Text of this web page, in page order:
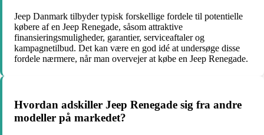
Jeep Danmark tilbyder typisk forskellige fordele til potentielle
købere af en Jeep Renegade, såsom attraktive
finansieringsmuligheder, garantier, serviceaftaler og
kampagnetilbud. Det kan være en god idé at undersøge disse
fordele nærmere, når man overvejer at købe en Jeep Renegade.
Hvordan adskiller Jeep Renegade sig fra andre
modeller på markedet?